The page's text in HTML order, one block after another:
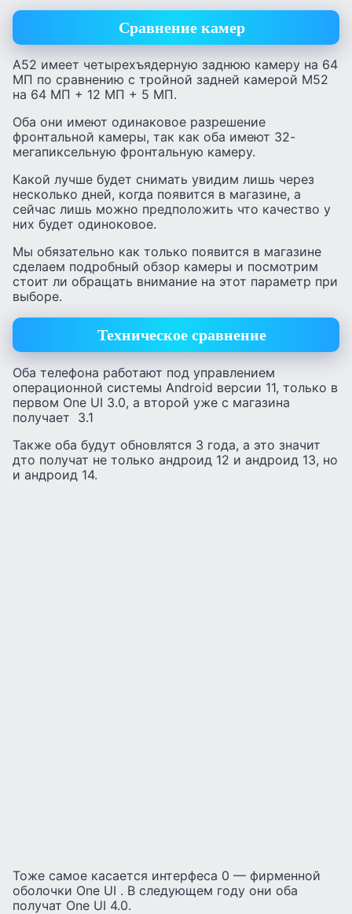
Сравнение камер
А52 имеет четырехъядерную заднюю камеру на 64
МП по сравнению с тройной задней камерой М52
на 64 МП + 12 МП + 5 МП.
Оба они имеют одинаковое разрешение
фронтальной камеры, так как оба имеют 32-
мегапиксельную фронтальную камеру.
Какой лучше будет снимать увидим лишь через
несколько дней, когда появится в магазине, а
сейчас лишь можно предположить что качество у
них будет одиноковое.
Мы обязательно как только появится в магазине
сделаем подробный обзор камеры и посмотрим
стоит ли обращать внимание на этот параметр при
выборе.
Техническое сравнение
Оба телефона работают под управлением
операционной системы Android версии 11, только в
первом One UI 3.0, а второй уже с магазина
получает 3.1
Также оба будут обновлятся 3 года, а это значит
дто получат не только андроид 12 и андроид 13, но
и андроид 14.
Тоже самое касается интерфеса 0 — фирменной
оболочки One UI . В следующем году они оба
получат One UI 4.0.